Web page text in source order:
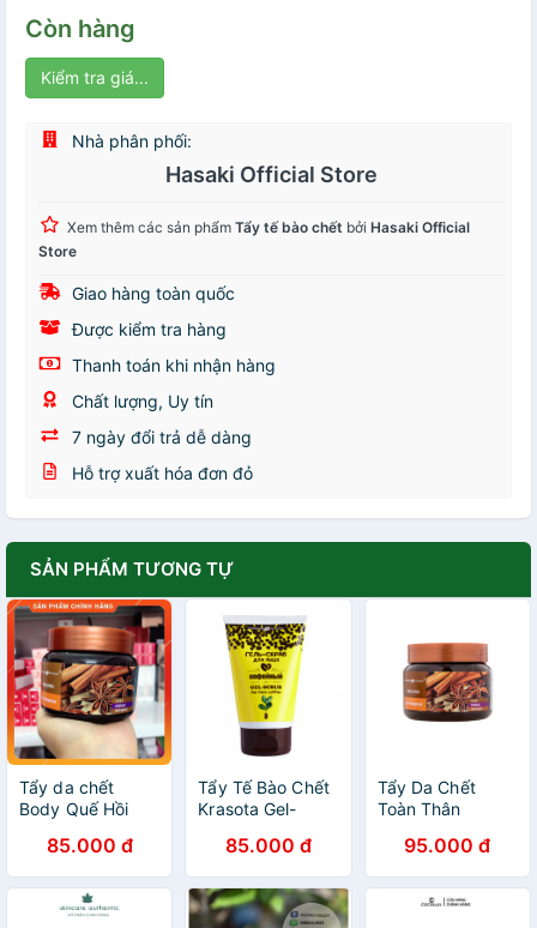
Còn hàng
Kiểm tra giá...
Nhà phân phối:
Hasaki Official Store
Xem thêm các sản phẩm Tẩy tế bào chết bởi Hasaki Official
Store
Giao hàng toàn quốc
Được kiểm tra hàng
Thanh toán khi nhận hàng
Chất lượng, Uy tín
7 ngày đổi trả dễ dàng
Hỗ trợ xuất hóa đơn đỏ
SẢN PHẨM TƯƠNG TỰ
Tẩy da chết
Body Quế Hồi
CHÍNH HÃNG ] -
Kem tẩy tế bào
chết body, giúp
da trắng mịn, săn
85.000 đ
Tẩy Tế Bào Chết
Krasota Gel-
Coffee 100g
85.000 đ
Tẩy Da Chết
Toàn Thân
Kosmetik - Quế
Hồi & Cà Phê
380g
95.000 đ